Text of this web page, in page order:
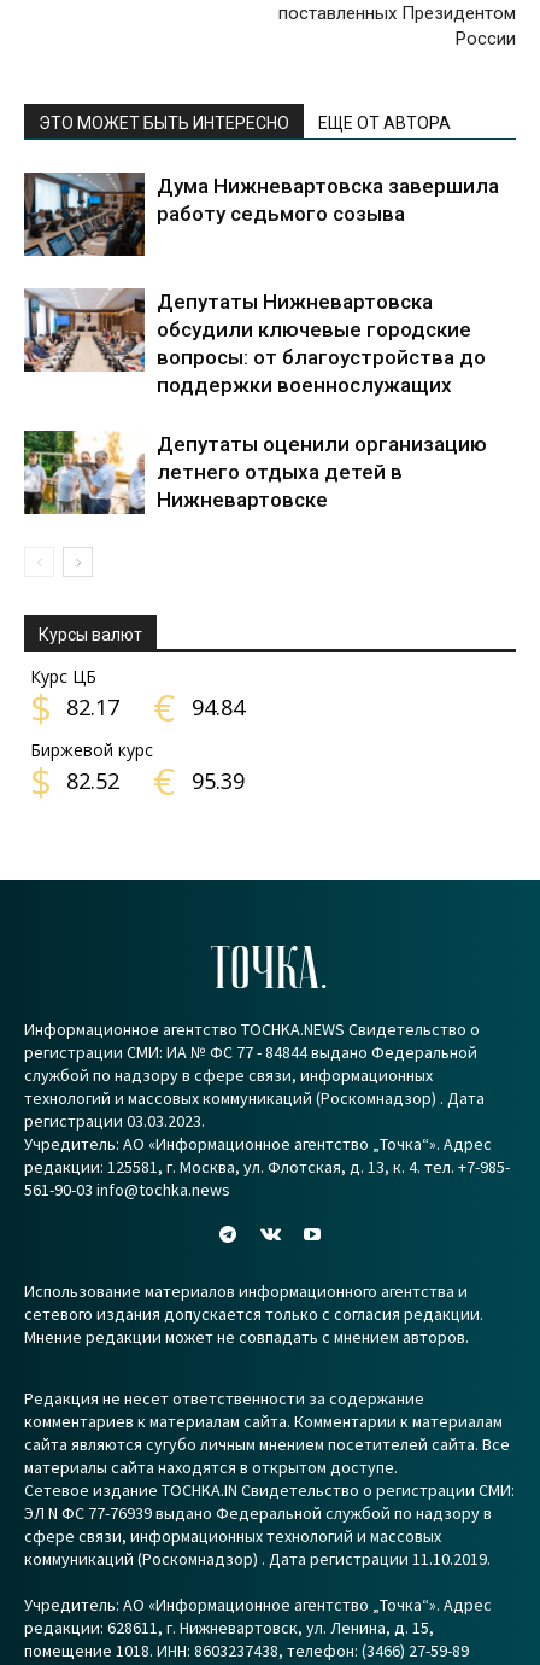
поставленных Президентом
России
ЭТО МОЖЕТ БЫТЬ ИНТЕРЕСНО ЕЩЕ ОТ АВТОРА
Дума Нижневартовска завершила
работу седьмого созыва
Депутаты Нижневартовска
обсудили ключевые городские
вопросы: от благоустройства до
поддержки военнослужащих
Депутаты оценили организацию
летнего отдыха детей в
Нижневартовске
Курсы валют
Курс ЦБ
$ 82.17 € 94.84
Биржевой курс
$ 82.52 € 95.39
ТОЧКА.
Информационное агентство TOCHKA.NEWS Свидетельство о
регистрации СМИ: ИА № ФС 77 - 84844 выдано Федеральной
службой по надзору в сфере связи, информационных
технологий и массовых коммуникаций (Роскомнадзор) . Дата
регистрации 03.03.2023.
Учредитель: АО «Информационное агентство „Точка“». Адрес
редакции: 125581, г. Москва, ул. Флотская, д. 13, к. 4. тел. +7-985-
561-90-03 info@tochka.news
Использование материалов информационного агентства и
сетевого издания допускается только с согласия редакции.
Мнение редакции может не совпадать с мнением авторов.
Редакция не несет ответственности за содержание
комментариев к материалам сайта. Комментарии к материалам
сайта являются сугубо личным мнением посетителей сайта. Все
материалы сайта находятся в открытом доступе.
Сетевое издание TOCHKA.IN Свидетельство о регистрации СМИ:
ЭЛ N ФС 77-76939 выдано Федеральной службой по надзору в
сфере связи, информационных технологий и массовых
коммуникаций (Роскомнадзор) . Дата регистрации 11.10.2019.
Учредитель: АО «Информационное агентство „Точка“». Адрес
редакции: 628611, г. Нижневартовск, ул. Ленина, д. 15,
помещение 1018. ИНН: 8603237438, телефон: (3466) 27-59-89